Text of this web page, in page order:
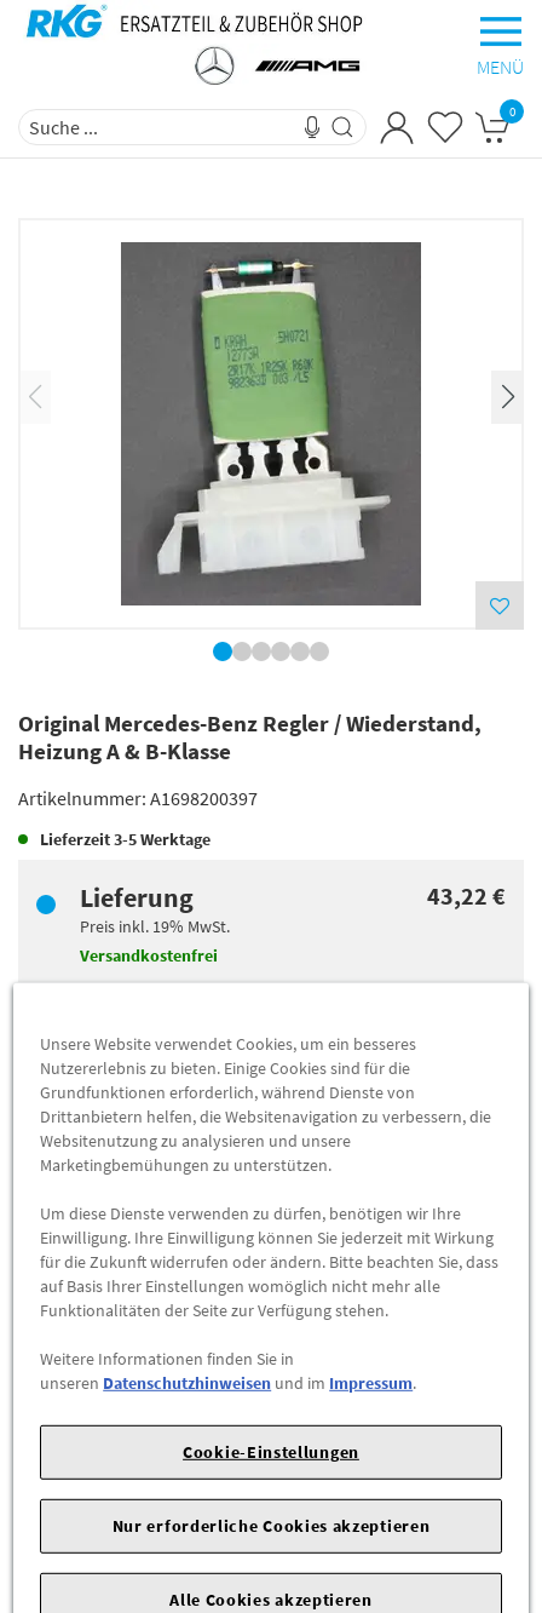
MENÜ
0
Original Mercedes-Benz Regler / Wiederstand,
Heizung A & B-Klasse
Artikelnummer: A1698200397
Lieferzeit3-5 Werktage
Lieferung
Preis inkl. 19% MwSt.
Versandkostenfrei
43,22 €
Abholung
Preis inkl.19%MwSt.
Abholbar andiesen Standorten
-
ZUM WARENKORB HINZUFÜGEN
Herstellerangaben:Mercedes-Benz AG |Mercedesstr. 120 |
70723 Stuttgart | Tel: +49711170 |E-Mail:
https://www.mercedes-benz.com
Zum Beispiel passend (kann Ausstattung- oder
Fahrgestellnummerabhängig sein) für die Mercedes-Benz
169006 (A 160 CDI)
Unsere Website verwendet Cookies, um ein besseres
Nutzererlebnis zu bieten. Einige Cookies sind für die
Grundfunktionen erforderlich, während Dienste von
Drittanbietern helfen, die Websitenavigation zu verbessern, die
Websitenutzung zu analysieren und unsere
Marketingbemühungen zu unterstützen.
Um diese Dienste verwenden zu dürfen, benötigen wir Ihre
Einwilligung. Ihre Einwilligung können Sie jederzeit mit Wirkung
für die Zukunft widerrufen oder ändern. Bitte beachten Sie, dass
auf Basis Ihrer Einstellungen womöglich nicht mehr alle
Funktionalitäten der Seite zur Verfügung stehen.
Weitere Informationen finden Sie in
unseren Datenschutzhinweisen und im Impressum.
Cookie-Einstellungen
Nur erforderliche Cookies akzeptieren
Alle Cookies akzeptieren